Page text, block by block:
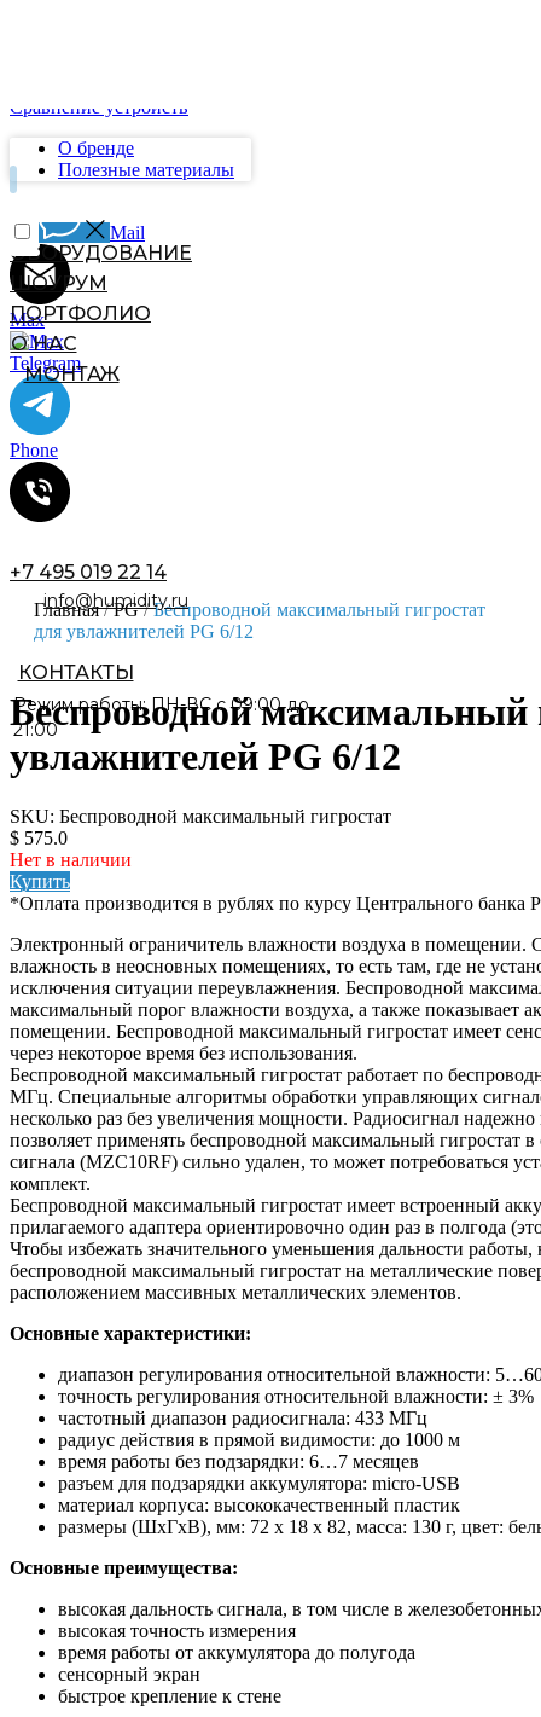
Сравнение устройств
О бренде
Полезные материалы
+7 495 019 22 14
Режим работы: ПН-ВС с 09:00 до
21:00
Mail
Max
Telegram
Phone
Главная / PG/ Беспроводной максимальный гигростат
для увлажнителей PG 6/12
Беспроводной максимальный
увлажнителей PG 6/12
SKU: Беспроводной максимальный гигростат
$ 575.0
Нет в наличии
Купить
*Оплата производится в рублях по курсу Центрального банка
Электронный ограничитель влажности воздуха в помещении.
влажность в неосновных помещениях, то есть там, где не
исключения ситуации переувлажнения. Беспроводной
максимальный порог влажности воздуха, а также показывает
помещении. Беспроводной максимальный гигростат имеет
через некоторое время без использования.
Беспроводной максимальный гигростат работает по
МГц. Специальные алгоритмы обработки управляющих
несколько раз без увеличения мощности. Радиосигнал
позволяет применять беспроводной максимальный гигростат
сигнала (MZC10RF) сильно удален, то может потребоваться
комплект.
Беспроводной максимальный гигростат имеет встроенный
прилагаемого адаптера ориентировочно один раз в полгода
Чтобы избежать значительного уменьшения дальности работы,
беспроводной максимальный гигростат на металлические
расположением массивных металлических элементов.
Основные характеристики:
диапазон регулирования относительной влажности:
точность регулирования относительной влажности: ± 3%
частотный диапазон радиосигнала: 433 МГц
радиус действия в прямой видимости: до 1000 м
время работы без подзарядки: 6…7 месяцев
разъем для подзарядки аккумулятора: micro-USB
материал корпуса: высококачественный пластик
размеры (ШхГхВ), мм: 72 х 18 х 82, масса: 130 г, цвет:
Основные преимущества:
высокая дальность сигнала, в том числе в
высокая точность измерения
время работы от аккумулятора до полугода
сенсорный экран
быстрое крепление к стене